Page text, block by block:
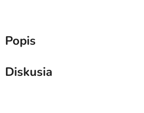
Popis
Diskusia